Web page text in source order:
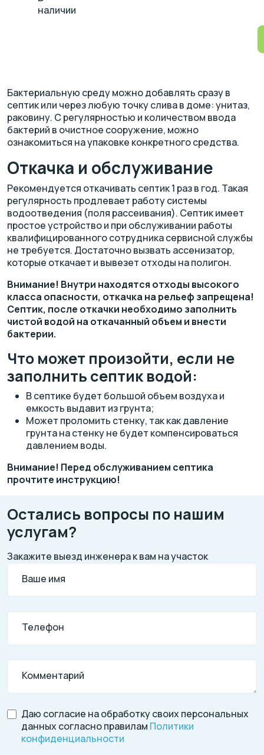
наличии
Бактериальную среду можно добавлять сразу в
септик или через любую точку слива в доме: унитаз,
раковину. С регулярностью и количеством ввода
бактерий в очистное сооружение, можно
ознакомиться на упаковке конкретного средства.
Откачка и обслуживание
Рекомендуется откачивать септик 1 раз в год. Такая
регулярность продлевает работу системы
водоотведения (поля рассеивания). Септик имеет
простое устройство и при обслуживании работы
квалифицированного сотрудника сервисной службы
не требуется. Достаточно вызвать ассенизатор,
которые откачает и вывезет отходы на полигон.
Внимание! Внутри находятся отходы высокого
класса опасности, откачка на рельеф запрещена!
Септик, после откачки необходимо заполнить
чистой водой на откачанный объем и внести
бактерии.
Что может произойти, если не
заполнить септик водой:
В септике будет большой объем воздуха и
емкость выдавит из грунта;
Может проломить стенку, так как давление
грунта на стенку не будет компенсироваться
давлением воды.
Внимание! Перед обслуживанием септика
прочтите инструкцию!
Остались вопросы по нашим
услугам?
Закажите выезд инженера к вам на участок
Ваше имя
Телефон
Комментарий
Даю согласие на обработку своих персональных
данных согласно правилам Политики
конфиденциальности